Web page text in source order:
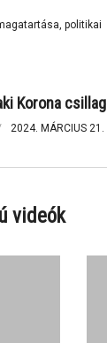
kelet
őszi
semmi
még
politikai
Korona
2024. MÁRCIUS 21.
videók